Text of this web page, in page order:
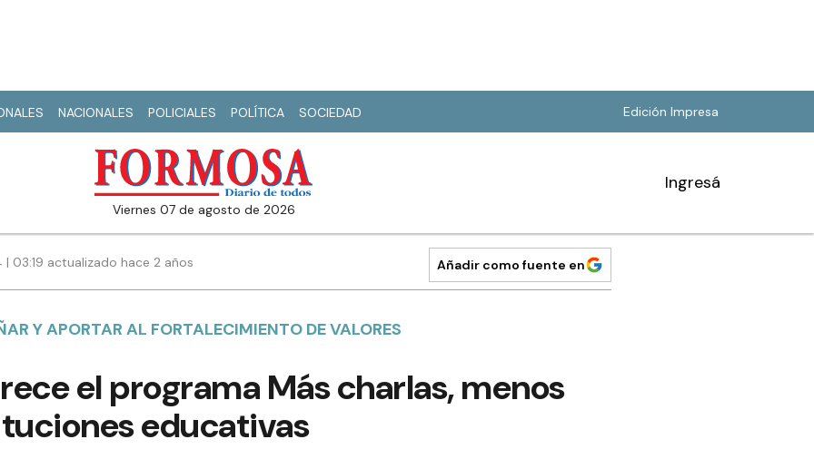
NACIONALES POLICIALES POLÍTICA SOCIEDAD Edición Impresa
viernes 07 de agosto de 2026
Ingresá
| 03:19 actualizado hace 2 años Añadir como fuente en
Y APORTAR AL FORTALECIMIENTO DE VALORES
el programa Más charlas, menos
educativas